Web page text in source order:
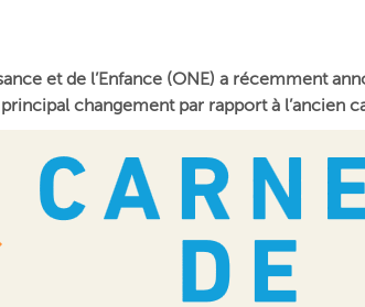
et de l’Enfance (ONE) a récemment
changement par rapport à l’ancien